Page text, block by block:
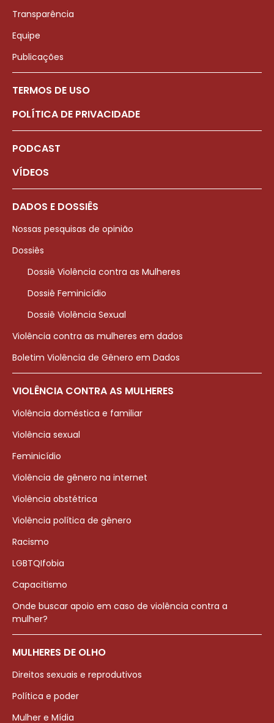
Transparência
Equipe
Publicações
TERMOS DE USO
POLÍTICA DE PRIVACIDADE
PODCAST
VÍDEOS
DADOS E DOSSIÊS
Nossas pesquisas de opinião
Dossiês
Dossiê Violência contra as Mulheres
Dossiê Feminicídio
Dossiê Violência Sexual
Violência contra as mulheres em dados
Boletim Violência de Gênero em Dados
VIOLÊNCIA CONTRA AS MULHERES
Violência doméstica e familiar
Violência sexual
Feminicídio
Violência de gênero na internet
Violência obstétrica
Violência política de gênero
Racismo
LGBTQIfobia
Capacitismo
Onde buscar apoio em caso de violência contra a
mulher?
MULHERES DE OLHO
Direitos sexuais e reprodutivos
Política e poder
Mulher e Mídia